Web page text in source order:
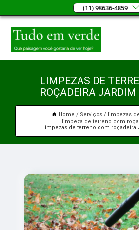
(11) 98636-4859
LIMPEZAS DE
ROÇADEIRA
Home Serviços
limpezas
limpeza de terreno com
limpezas de terreno com roçadeira